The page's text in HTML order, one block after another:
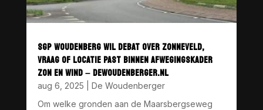
SGP WOUDENBERG WIL DEBAT OVER ZONNEVELD,
VRAAG OF LOCATIE PAST BINNEN AFWEGINGSKADER
ZON EN WIND – DEWOUDENBERGER.NL
aug 6, 2025
De Woudenberger
Om welke gronden aan de Maarsbergseweg